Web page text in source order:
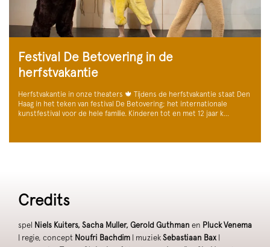
Festival De Betovering in de
herfstvakantie
Herfstvakantie in onze theaters 🍁 Tijdens de herfstvakantie staat Den
Haag in het teken van festival De Betovering; het internationale
kunstfestival voor de hele familie. Kinderen tot en met 12 jaar k…
Credits
spel Niels Kuiters, Sacha Muller, Gerold Guthman en Pluck Venema
| regie, concept Noufri Bachdim | muziek Sebastiaan Bax|